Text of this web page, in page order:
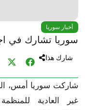
أخبار سوريا
سوريا تشارك في
شارك هذا
غير العادية للمنظمة